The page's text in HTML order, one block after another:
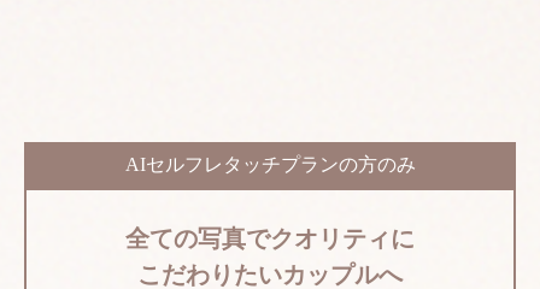
AIセルフレタッチプランの方のみ
全ての写真でクオリティに
こだわりたいカップルへ